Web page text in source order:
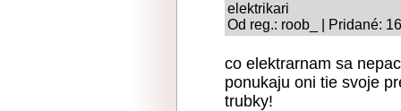
elektrikari
Od reg.: roob_ | Pridané:
co elektrarnam sa
ponukaju oni tie svoje
trubky!